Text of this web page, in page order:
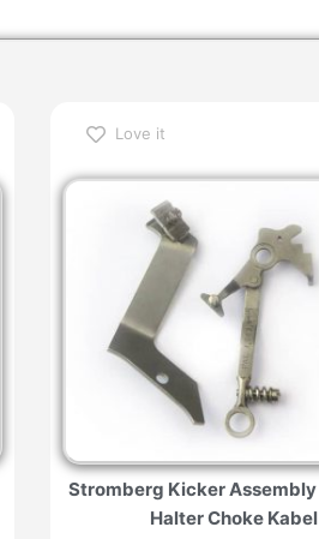
Love it
Stromberg Kicker
Halter Choke Kabel